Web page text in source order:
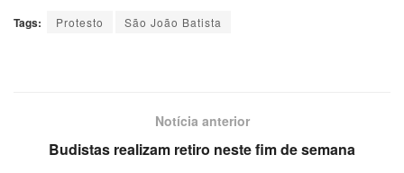
Tags: Protesto São João Batista
Notícia anterior
Budistas realizam retiro neste fim de semana